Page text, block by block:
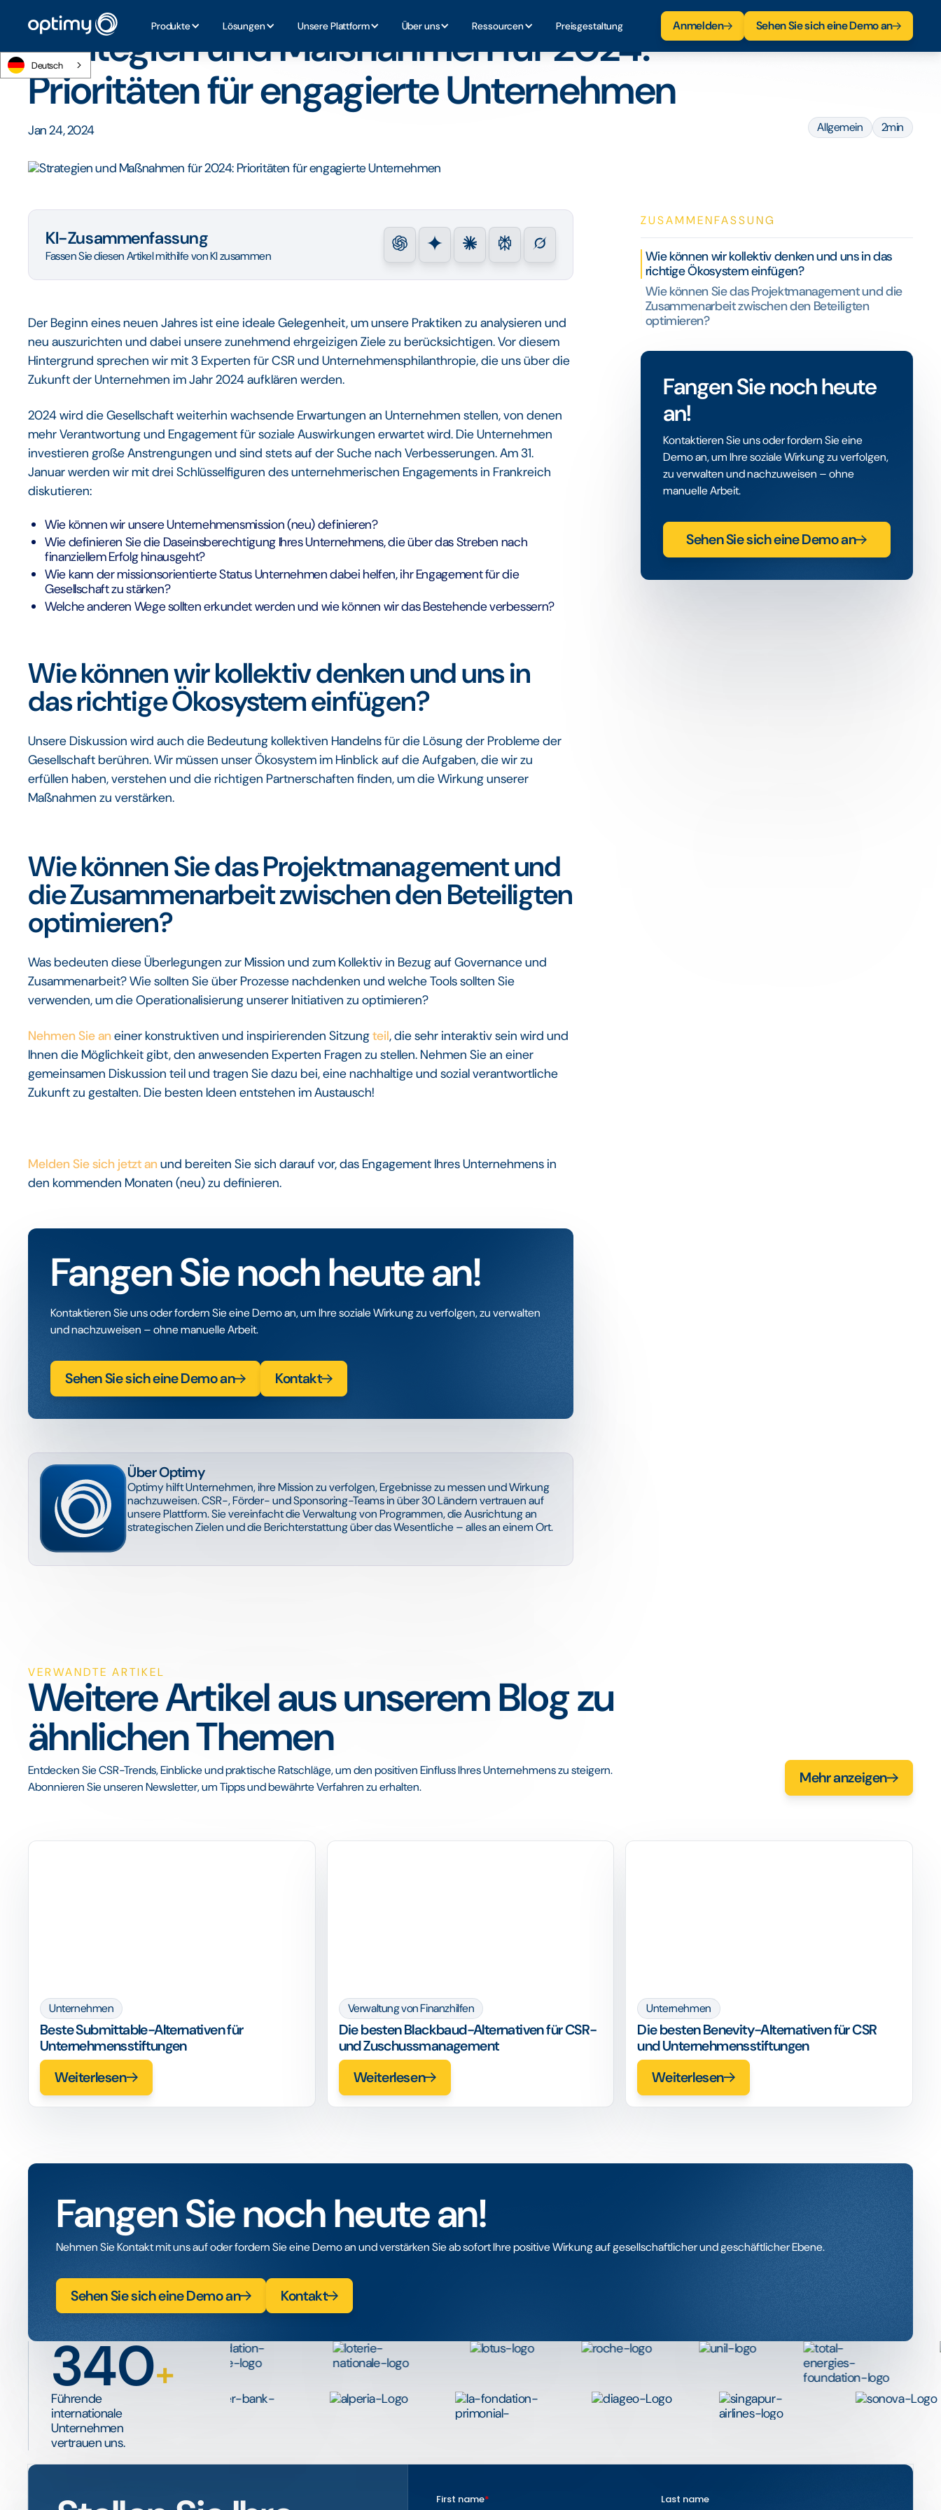
Produkte Lösungen Unsere Plattform Über uns Ressourcen Preisgestaltung Anmelden Sehen Sie sich eine Demo an
Deutsch
Strategien und Maßnahmen für 2024:
Prioritäten für engagierte Unternehmen
Jan 24, 2024 Allgemein 2min
KI-Zusammenfassung
Fassen Sie diesen Artikel mithilfe von KI zusammen
Der Beginn eines neuen Jahres ist eine ideale Gelegenheit, um unsere Praktiken zu analysieren und
neu auszurichten und dabei unsere zunehmend ehrgeizigen Ziele zu berücksichtigen. Vor diesem
Hintergrund sprechen wir mit 3 Experten für CSR und Unternehmensphilanthropie, die uns über die
Zukunft der Unternehmen im Jahr 2024 aufklären werden.
2024 wird die Gesellschaft weiterhin wachsende Erwartungen an Unternehmen stellen, von denen
mehr Verantwortung und Engagement für soziale Auswirkungen erwartet wird. Die Unternehmen
investieren große Anstrengungen und sind stets auf der Suche nach Verbesserungen. Am 31.
Januar werden wir mit drei Schlüsselfiguren des unternehmerischen Engagements in Frankreich
diskutieren:
Wie können wir unsere Unternehmensmission (neu) definieren?
Wie definieren Sie die Daseinsberechtigung Ihres Unternehmens, die über das Streben nach
finanziellem Erfolg hinausgeht?
Wie kann der missionsorientierte Status Unternehmen dabei helfen, ihr Engagement für die
Gesellschaft zu stärken?
Welche anderen Wege sollten erkundet werden und wie können wir das Bestehende verbessern?
Wie können wir kollektiv denken und uns in
das richtige Ökosystem einfügen?
Unsere Diskussion wird auch die Bedeutung kollektiven Handelns für die Lösung der Probleme der
Gesellschaft berühren. Wir müssen unser Ökosystem im Hinblick auf die Aufgaben, die wir zu
erfüllen haben, verstehen und die richtigen Partnerschaften finden, um die Wirkung unserer
Maßnahmen zu verstärken.
Wie können Sie das Projektmanagement und
die Zusammenarbeit zwischen den Beteiligten
optimieren?
Was bedeuten diese Überlegungen zur Mission und zum Kollektiv in Bezug auf Governance und
Zusammenarbeit? Wie sollten Sie über Prozesse nachdenken und welche Tools sollten Sie
verwenden, um die Operationalisierung unserer Initiativen zu optimieren?
Nehmen Sie an einer konstruktiven und inspirierenden Sitzungteil, die sehr interaktiv sein wird und
Ihnen die Möglichkeit gibt, den anwesenden Experten Fragen zu stellen. Nehmen Sie an einer
gemeinsamen Diskussion teil und tragen Sie dazu bei, eine nachhaltige und sozial verantwortliche
Zukunft zu gestalten. Die besten Ideen entstehen im Austausch!
Melden Sie sich jetzt an und bereiten Sie sich darauf vor, das Engagement Ihres Unternehmens in
den kommenden Monaten (neu) zu definieren.
Fangen Sie noch heute an!
Kontaktieren Sie uns oder fordern Sie eine Demo an, um Ihre soziale Wirkung zu verfolgen, zu verwalten
und nachzuweisen – ohne manuelle Arbeit.
Sehen Sie sich eine Demo an Kontakt
Über Optimy
Optimy hilft Unternehmen, ihre Mission zu verfolgen, Ergebnisse zu messen und Wirkung
nachzuweisen. CSR-, Förder- und Sponsoring-Teams in über 30 Ländern vertrauen auf
unsere Plattform. Sie vereinfacht die Verwaltung von Programmen, die Ausrichtung an
strategischen Zielen und die Berichterstattung über das Wesentliche – alles an einem Ort.
ZUSAMMENFASSUNG
Wie können wir kollektiv denken und uns in das
richtige Ökosystem einfügen?
Wie können Sie das Projektmanagement und die
Zusammenarbeit zwischen den Beteiligten
optimieren?
Fangen Sie noch heute
an!
Kontaktieren Sie uns oder fordern Sie eine
Demo an, um Ihre soziale Wirkung zu verfolgen,
zu verwalten und nachzuweisen – ohne
manuelle Arbeit.
Sehen Sie sich eine Demo an
VERWANDTE ARTIKEL
Weitere Artikel aus unserem Blog zu
ähnlichen Themen
Entdecken Sie CSR-Trends, Einblicke und praktische Ratschläge, um den positiven Einfluss Ihres Unternehmens zu steigern.
Abonnieren Sie unseren Newsletter, um Tipps und bewährte Verfahren zu erhalten.
Mehr anzeigen
Unternehmen
Beste Submittable-Alternativen für
Unternehmensstiftungen
Weiterlesen
Verwaltung von Finanzhilfen
Die besten Blackbaud-Alternativen für CSR-
und Zuschussmanagement
Weiterlesen
Unternehmen
Die besten Benevity-Alternativen für CSR
und Unternehmensstiftungen
Weiterlesen
Fangen Sie noch heute an!
Nehmen Sie Kontakt mit uns auf oder fordern Sie eine Demo an und verstärken Sie ab sofort Ihre positive Wirkung auf gesellschaftlicher und geschäftlicher Ebene.
Sehen Sie sich eine Demo an Kontakt
340+
Führende
internationale
Unternehmen
vertrauen uns.